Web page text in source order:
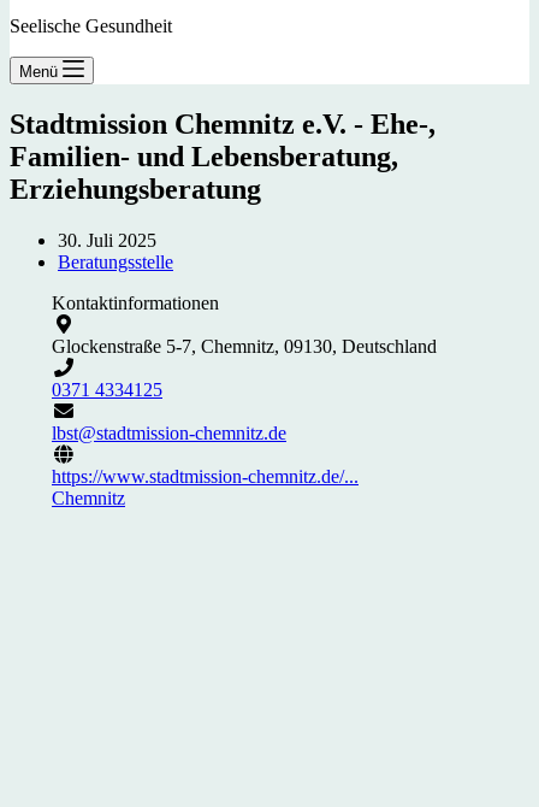
Seelische Gesundheit
Menü
Stadtmission Chemnitz e.V. - Ehe-,
Familien- und Lebensberatung,
Erziehungsberatung
30. Juli 2025
Beratungsstelle
Kontaktinformationen
Glockenstraße 5-7, Chemnitz, 09130, Deutschland
0371 4334125
lbst@stadtmission-chemnitz.de
https://www.stadtmission-chemnitz.de/...
Chemnitz